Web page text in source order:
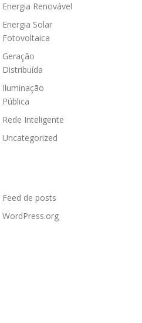
Energia Renovável
Energia Solar
Fotovoltaica
Geração
Distribuída
Iluminação
Pública
Rede Inteligente
Uncategorized
Feed de posts
WordPress.org